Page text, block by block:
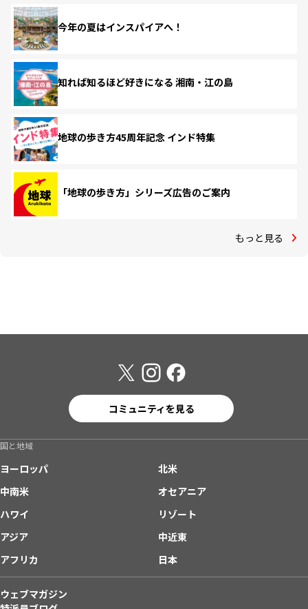
今年の夏はインスパイアへ！
知れば知るほど好きになる 湘南・江の島
地球の歩き方45周年記念 インド特集
「地球の歩き方」シリーズ広告のご案内
もっと見る
コミュニティを見る
国と地域
ヨーロッパ
北米
中南米
オセアニア
ハワイ
リゾート
アジア
中近東
アフリカ
日本
ウェブマガジン